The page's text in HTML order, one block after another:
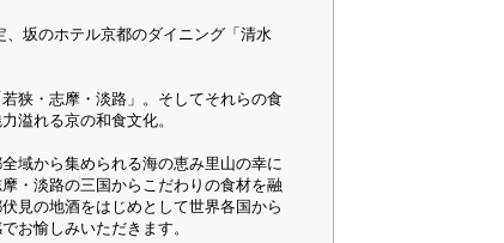
ング「清水茶寮」】夕食（イメージ）
坂のホテル京都のダイニング「清水
狭・志摩・淡路」。そしてそれらの食
溢れる京の和食文化。
域から集められる海の恵み里山の幸に
・淡路の三国からこだわりの食材を融
見の地酒をはじめとして世界各国から
お愉しみいただきます。